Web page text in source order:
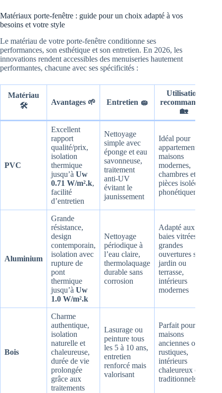
Matériaux porte-fenêtre : guide pour un choix adapté à vos
besoins et votre style
Le matériau de votre porte-fenêtre conditionne ses
performances, son esthétique et son entretien. En 2026, les
innovations rendent accessibles des menuiseries hautement
performantes, chacune avec ses spécificités :
Matériau
🛠️
Avantages 🌱 Entretien 🧽
Utilisation
recommandée
🏡
PVC
Excellent
rapport
qualité/prix,
isolation
thermique
jusqu’à Uw
0.71 W/m².k,
facilité
d’entretien
Nettoyage
simple avec
éponge et eau
savonneuse,
traitement
anti-UV
évitant le
jaunissement
Idéal pour
appartements et
maisons
modernes,
chambres et
pièces isolées
phonétiquement
Aluminium
Grande
résistance,
design
contemporain,
isolation avec
rupture de
pont
thermique
jusqu’à Uw
1.0 W/m².k
Nettoyage
périodique à
l’eau claire,
thermolaquage
durable sans
corrosion
Adapté aux
baies vitrées,
grandes
ouvertures sur
jardin ou
terrasse,
intérieurs
modernes
Bois
Charme
authentique,
isolation
naturelle et
chaleureuse,
durée de vie
prolongée
grâce aux
traitements
Lasurage ou
peinture tous
les 5 à 10 ans,
entretien
renforcé mais
valorisant
Parfait pour
maisons
anciennes ou
rustiques,
intérieurs
chaleureux et
traditionnels